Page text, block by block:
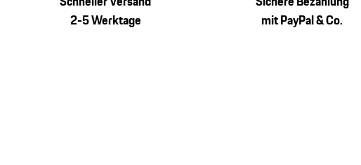
2-5 Werktage
mit PayPal & Co.